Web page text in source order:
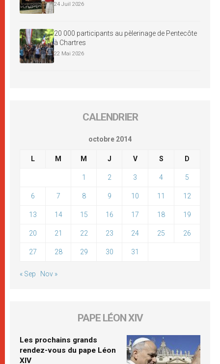
24 Juil 2026
20 000 participants au pèlerinage de Pentecôte
à Chartres
22 Mai 2026
CALENDRIER
octobre 2014
L M M J V S D
1 2 3 4 5
6 7 8 9 10 11 12
13 14 15 16 17 18 19
20 21 22 23 24 25 26
27 28 29 30 31
« Sep Nov »
PAPE LÉON XIV
Les prochains grands
rendez-vous du pape Léon
XIV